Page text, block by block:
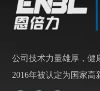
公司技术力量雄厚，健
2016年被认定为国家高